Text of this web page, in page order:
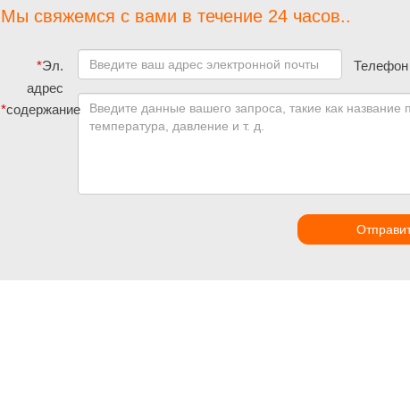
Мы свяжемся с вами в течение 24 часов..
*Эл.
адрес
Телефон
*содержание